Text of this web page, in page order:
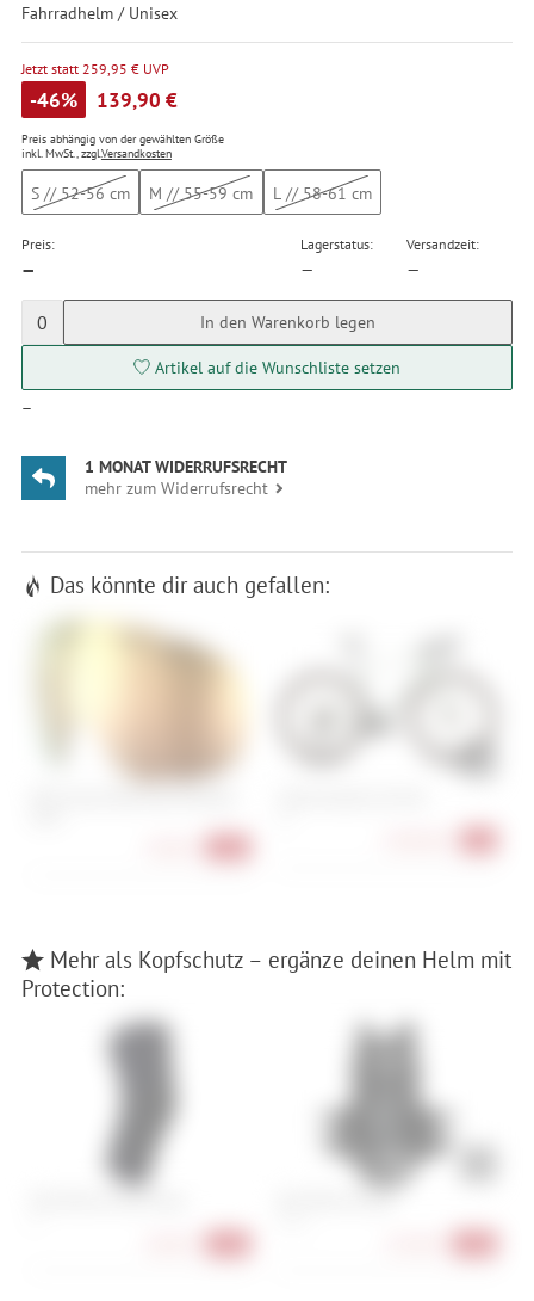
Fahrradhelm / Unisex
Jetzt statt 259,95 € UVP
-46% 139,90 €
Preis abhängig von der gewählten Größe
inkl. MwSt., zzgl.Versandkosten
S // 52-56 cm M // 55-59 cm L // 58-61 cm
Preis:
—
Lagerstatus:
—
Versandzeit:
—
0 In den Warenkorb legen
Artikel auf die Wunschliste setzen
—
1 MONAT WIDERRUFSRECHT
mehr zum Widerrufsrecht
Das könnte dir auch gefallen:
Mehr als Kopfschutz – ergänze deinen Helm mit
Protection: